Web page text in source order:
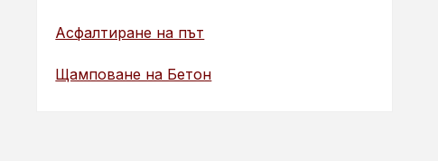
Асфалтиране на път
Щамповане на Бетон